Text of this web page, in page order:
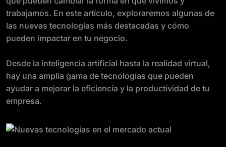
trabajamos. En este artículo, exploraremos algunas de
las nuevas tecnologías más destacadas y cómo
pueden impactar en tu negocio.
Desde la inteligencia artificial hasta la realidad virtual,
hay una amplia gama de tecnologías que pueden
ayudar a mejorar la eficiencia y la productividad de tu
empresa.